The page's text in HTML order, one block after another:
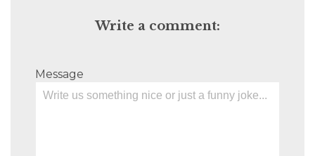
Write a comment:
Message